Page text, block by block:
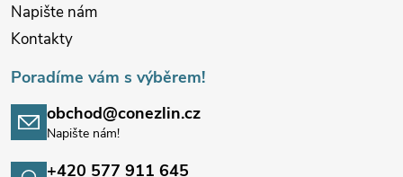
Napište nám
Kontakty
Poradíme vám s výběrem!
obchod@conezlin.cz
Napište nám!
+420 577 911 645